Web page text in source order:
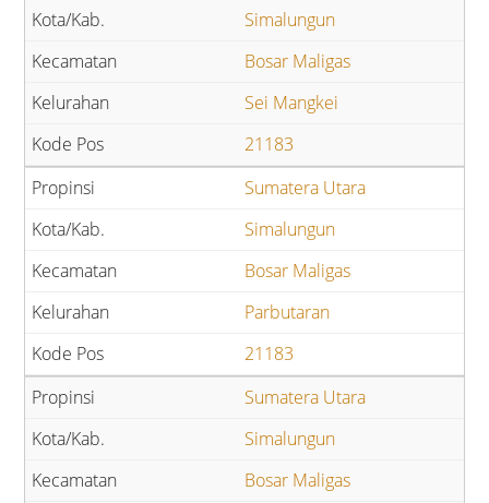
Simalungun
Bosar Maligas
Sei Mangkei
21183
Sumatera Utara
Simalungun
Bosar Maligas
Parbutaran
21183
Sumatera Utara
Simalungun
Bosar Maligas